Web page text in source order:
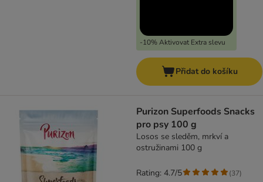
-10% Aktivovat Extra slevu
Přidat do košíku
Purizon Superfoods Snacks
pro psy 100 g
Losos se sleděm, mrkví a
ostružinami 100 g
Rating: 4.7/5 (37)